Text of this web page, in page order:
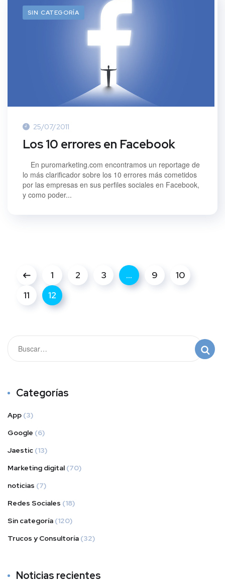
SIN CATEGORÍA
25/07/2011
Los 10 errores en Facebook
En puromarketing.com encontramos un reportage de
lo más clarificador sobre los 10 errores más cometidos
por las empresas en sus perfiles sociales en Facebook,
y como poder...
1 2 3 … 9
10
11
12
Categorías
App (3)
Google (6)
Jaestic (13)
Marketing digital (70)
noticias (7)
Redes Sociales (18)
Sin categoría (120)
Trucos y Consultoría (32)
Noticias recientes